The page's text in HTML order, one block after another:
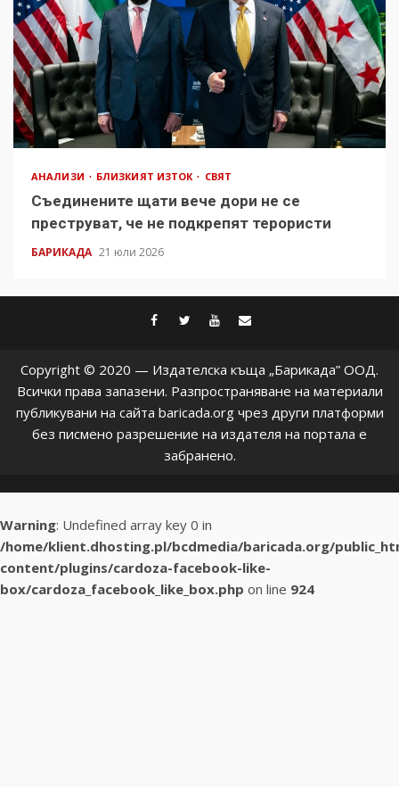
АНАЛИЗИ БЛИЗКИЯТ ИЗТОК СВЯТ
Съединените щати вече дори не се
преструват, че не подкрепят терористи
БАРИКАДА 21 юли 2026
facebook
twitter
youtube
Copyright © 2020 — Издателска къща „Барикада” ООД.
Всички права запазени. Разпространяване на материали
публикувани на сайта baricada.org чрез други платформи
без писмено разрешение на издателя на портала е
забранено.
Warning: Undefined array key 0 in
/home/klient.dhosting.pl/bcdmedia/baricada.org/
content/plugins/cardoza-facebook-like-
box/cardoza_facebook_like_box.php on line 924